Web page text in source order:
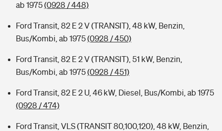
ab 1975(0928 / 448)
Ford Transit, 82 E 2 V (TRANSIT), 48 kW, Benzin,
Bus/Kombi, ab 1975(0928 / 450)
Ford Transit, 82 E 2 V (TRANSIT), 51 kW, Benzin,
Bus/Kombi, ab 1975(0928 / 451)
Ford Transit, 82 E 2 U, 46 kW, Diesel, Bus/Kombi, ab 1975
(0928 / 474)
Ford Transit, VLS (TRANSIT 80,100,120), 48 kW, Benzin,